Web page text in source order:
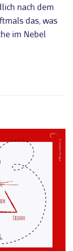
nach dem
das, was
im Nebel